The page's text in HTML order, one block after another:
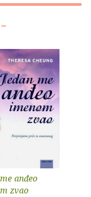
anđeo
zvao